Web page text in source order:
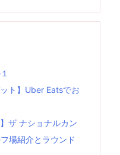
ト】Uber Eatsでお
ザ ナショナルカン
場紹介とラウンド